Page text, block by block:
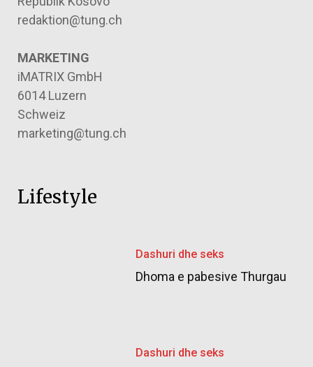
redaktion@tung.ch
MARKETING
iMATRIX GmbH
6014 Luzern
Schweiz
marketing@tung.ch
Lifestyle
Dashuri dhe seks
Dhoma e pabesive Thurgau
Dashuri dhe seks